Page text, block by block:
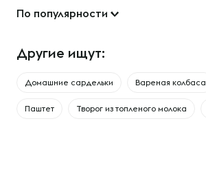
По популярности
Другие ищут:
Домашние сардельки Вареная колбаса
Паштет Творог из топленого молока